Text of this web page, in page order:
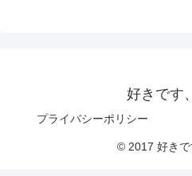
好きです
プライバシーポリシー
© 2017 好きで